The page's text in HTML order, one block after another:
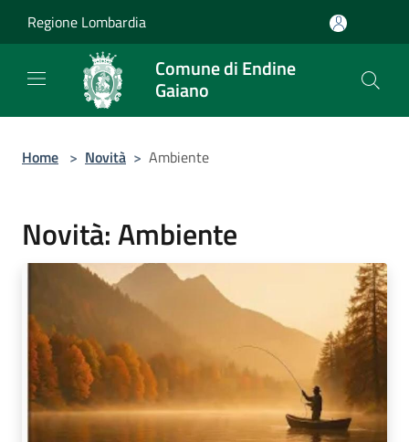
Regione Lombardia
Comune di Endine
Gaiano
Home > Novità > Ambiente
Novità: Ambiente